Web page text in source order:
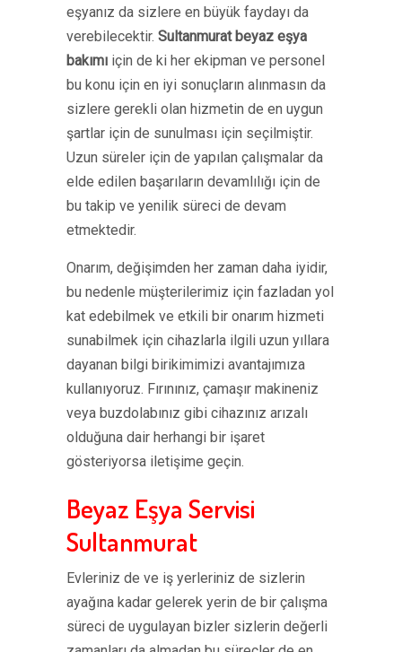
eşyanız da sizlere en büyük faydayı da
verebilecektir. Sultanmurat beyaz eşya
bakımı için de ki her ekipman ve personel
bu konu için en iyi sonuçların alınmasın da
sizlere gerekli olan hizmetin de en uygun
şartlar için de sunulması için seçilmiştir.
Uzun süreler için de yapılan çalışmalar da
elde edilen başarıların devamlılığı için de
bu takip ve yenilik süreci de devam
etmektedir.
Onarım, değişimden her zaman daha iyidir,
bu nedenle müşterilerimiz için fazladan yol
kat edebilmek ve etkili bir onarım hizmeti
sunabilmek için cihazlarla ilgili uzun yıllara
dayanan bilgi birikimimizi avantajımıza
kullanıyoruz. Fırınınız, çamaşır makineniz
veya buzdolabınız gibi cihazınız arızalı
olduğuna dair herhangi bir işaret
gösteriyorsa iletişime geçin.
Beyaz Eşya Servisi
Sultanmurat
Evleriniz de ve iş yerleriniz de sizlerin
ayağına kadar gelerek yerin de bir çalışma
süreci de uygulayan bizler sizlerin değerli